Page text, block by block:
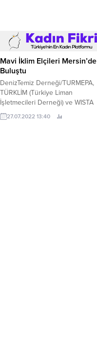
Mavi İklim Elçileri Mersin’de
Buluştu
DenizTemiz Derneği/TURMEPA,
TÜRKLİM (Türkiye Liman
İşletmecileri Derneği) ve WISTA
Türkiye’nin (Uluslararası Deniz
Ticareti ile İştigal Eden Kadınlar
27.07.2022 13:40